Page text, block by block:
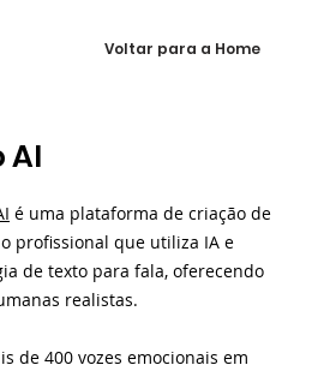
Voltar para a Home
AI
é uma plataforma de criação de
profissional que utiliza IA e
de texto para fala, oferecendo
realistas.
de 400 vozes emocionais em